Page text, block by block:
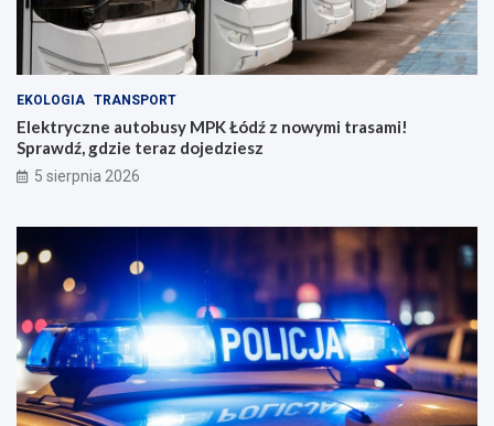
EKOLOGIA TRANSPORT
Elektryczne autobusy MPK Łódź z nowymi trasami!
Sprawdź, gdzie teraz dojedziesz
5 sierpnia 2026